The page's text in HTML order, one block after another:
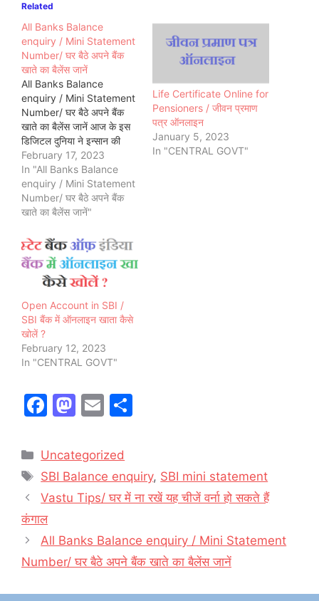
Related
All Banks Balance
enquiry / Mini Statement
Number/ घर बैठे अपने बैंक
खाते का बैलेंस जानें
All Banks Balance
enquiry / Mini Statement
Number/ घर बैठे अपने बैंक
खाते का बैलेंस जानें आज के इस
डिजिटल दुनिया ने इन्सान की
जिन्दगी को बहुत ही आसान बना
दिया है। अब सब कुछ हमारे
मोबाइल में कैद हो गया है । आप
घर बैठे केवल एक मिस्ड कॉल…
February 17, 2023
In "All Banks Balance
enquiry / Mini Statement
Number/ घर बैठे अपने बैंक
खाते का बैलेंस जानें"
Life Certificate Online for
Pensioners / जीवन प्रमाण
पत्र ऑनलाइन
January 5, 2023
In "CENTRAL GOVT"
Open Account in SBI /
SBI बैंक में ऑनलाइन खाता कैसे
खोलें ?
February 12, 2023
In "CENTRAL GOVT"
F
c
e
b
o
o
k
M
st
o
d
n
E
ai
l
e
Categories
Uncategorized
Tags
SBI Balance enquiry, SBI mini statement
Vastu Tips/ घर में ना रखें यह चीजें वर्ना हो सकते हैं
कंगाल
All Banks Balance enquiry / Mini Statement
Number/ घर बैठे अपने बैंक खाते का बैलेंस जानें